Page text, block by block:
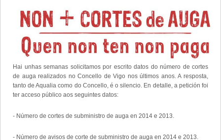
Hai unhas semanas solicitamos por escrito datos do número de cortes
de auga realizados no Concello de Vigo nos últimos anos. A resposta,
tanto de Aqualia como do Concello, é o silencio. En detalle, a petición foi
ter acceso público aos seguintes datos:
- Número de cortes de subministro de auga en 2014 e 2013.
- Número de avisos de corte de subministro de auga en 2014 e 2013.